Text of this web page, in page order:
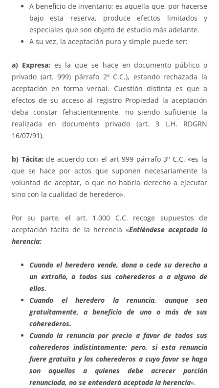
A beneficio de inventario; es aquella que, por hacerse
bajo esta reserva, produce efectos limitados y
especiales que son objeto de estudio más adelante.
A su vez, la aceptación pura y simple puede ser:
a) Expresa: es la que se hace en documento público o
privado (art. 999) párrafo 2º C.C.), estando rechazada la
aceptación en forma verbal. Cuestión distinta es que a
efectos de su acceso al registro Propiedad la aceptación
deba constar fehacientemente, no siendo suficiente la
realizada en documento privado (art. 3 L.H. RDGRN
16/07/91).
b) Tácita: de acuerdo con el art 999 párrafo 3º C.C. «es la
que se hace por actos que suponen necesariamente la
voluntad de aceptar, o que no habría derecho a ejecutar
sino con la cualidad de heredero».
Por su parte, el art. 1.000 C.C. recoge supuestos de
aceptación tácita de la herencia «­­­Entiéndese aceptada la
herencia:
Cuando el heredero vende, dona o cede su derecho a
un extraño, a todos sus coherederos o a alguno de
ellos.
Cuando el heredero la renuncia, aunque sea
gratuitamente, a beneficio de uno o más de sus
coherederos.
Cuando la renuncia por precio a favor de todos sus
coherederos indistintamente; pero, si esta renuncia
fuere gratuita y los coherederos a cuyo favor se haga
son aquellos a quienes debe acrecer porción
renunciada, no se entenderá aceptada la herencia«.